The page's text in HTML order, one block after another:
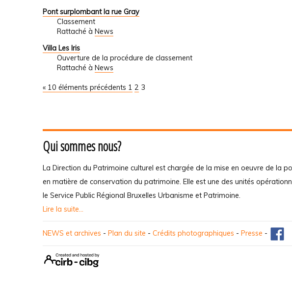
Pont surplombant la rue Gray
Classement
Rattaché à News
Villa Les Iris
Ouverture de la procédure de classement
Rattaché à News
« 10 éléments précédents 1 2 3
Qui sommes nous?
La Direction du Patrimoine culturel est chargée de la mise en oeuvre de la
en matière de conservation du patrimoine. Elle est une des unités
le Service Public Régional Bruxelles Urbanisme et Patrimoine.
Lire la suite...
NEWS et archives - Plan du site - Crédits photographiques - Presse -